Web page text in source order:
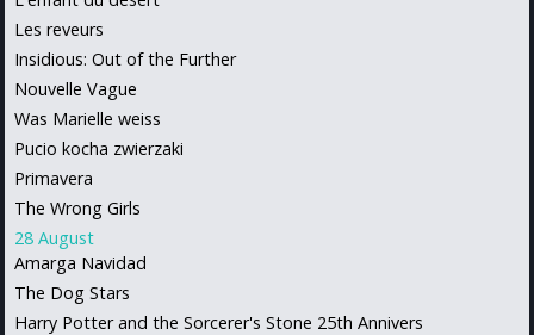
Les reveurs
Insidious: Out of the Further
Nouvelle Vague
Was Marielle weiss
Pucio kocha zwierzaki
Primavera
The Wrong Girls
28 August
Amarga Navidad
The Dog Stars
Harry Potter and the Sorcerer's Stone 25th Annivers